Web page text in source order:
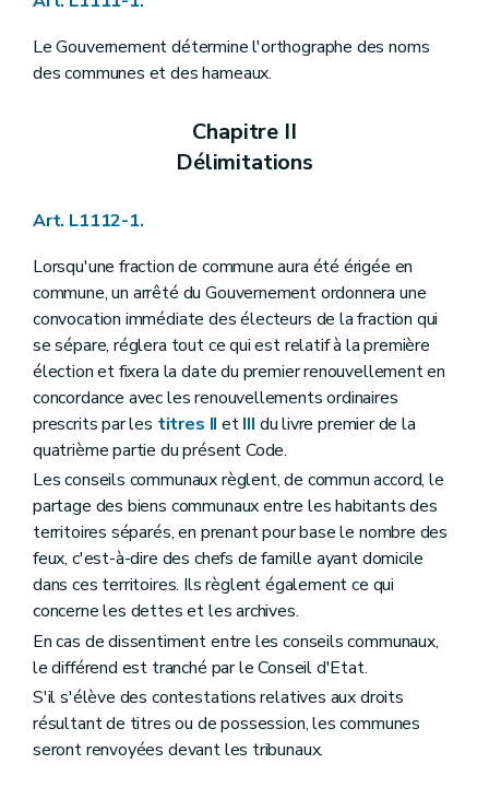
Art. L1122-25
Art. L1122-26
Art. L1122-29
Section 3 Attributions du conseil communal
Art. L1122-30
Art. L1122-34
Art. L1122-35
Art. L1122-36
Art.L1122-37
Chapitre III Le bourgmestre et le collège communal
Section première
Les groupes politiques et le pacte de majorité
Art. L1123-1
Art. L1123-2
Section 2
Le collège communal
Art. L1123-3
Art. L1123-4
Art.L1123-5
Art. L1123-6
Art. L1123-7
Art. L1123-8
Art. L1123-9
Art. L1123-10
Art. L1123-11
Art. L1123-12
Art. L1123-13
Section 3 La mise en oeuvre de la responsabilité du collège communal
Art. L1123-14
Section 4– Décret du 8 décembre 2005, art. 15
Art. L1123-15
Art. L1123-16
Le Gouvernement détermine l'orthographe des noms
des communes et des hameaux.
Chapitre II
Délimitations
Art. L1112-1.
Lorsqu'une fraction de commune aura été érigée en
commune, un arrêté du Gouvernement ordonnera une
convocation immédiate des électeurs de la fraction qui
se sépare, réglera tout ce qui est relatif à la première
élection et fixera la date du premier renouvellement en
concordance avec les renouvellements ordinaires
prescrits par les titres II etIII du livre premier de la
quatrième partie du présent Code.
Les conseils communaux règlent, de commun accord, le
partage des biens communaux entre les habitants des
territoires séparés, en prenant pour base le nombre des
feux, c'est-à-dire des chefs de famille ayant domicile
dans ces territoires. Ils règlent également ce qui
concerne les dettes et les archives.
En cas de dissentiment entre les conseils communaux,
le différend est tranché par le Conseil d'Etat.
S'il s'élève des contestations relatives aux droits
résultant de titres ou de possession, les communes
seront renvoyées devant les tribunaux.